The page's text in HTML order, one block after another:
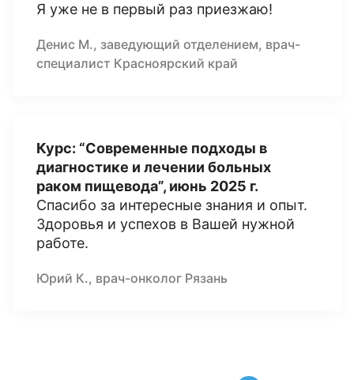
Я уже не в первый раз приезжаю!
Денис М., заведующий отделением, врач-
специалист Красноярский край
Курс: “Современные подходы в
диагностике и лечении больных
раком пищевода”, июнь 2025 г.
Спасибо за интересные знания и опыт.
Здоровья и успехов в Вашей нужной
работе.
Юрий К., врач-онколог Рязань